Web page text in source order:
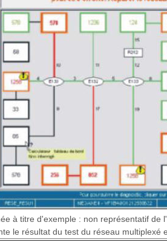
à titre d'exemple : non représentatif de
le résultat du test du réseau multiplexé